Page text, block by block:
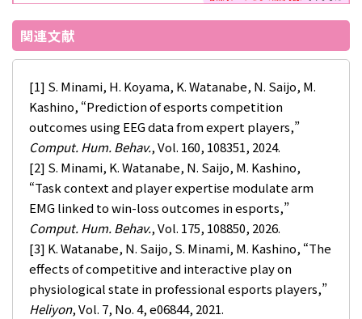
関連文献
[1] S. Minami, H. Koyama, K. Watanabe, N. Saijo, M.
Kashino, “Prediction of esports competition
outcomes using EEG data from expert players,”
Comput. Hum. Behav., Vol. 160, 108351, 2024.
[2] S. Minami, K. Watanabe, N. Saijo, M. Kashino,
“Task context and player expertise modulate arm
EMG linked to win-loss outcomes in esports,”
Comput. Hum. Behav., Vol. 175, 108850, 2026.
[3] K. Watanabe, N. Saijo, S. Minami, M. Kashino, “The
effects of competitive and interactive play on
physiological state in professional esports players,”
Heliyon, Vol. 7, No. 4, e06844, 2021.